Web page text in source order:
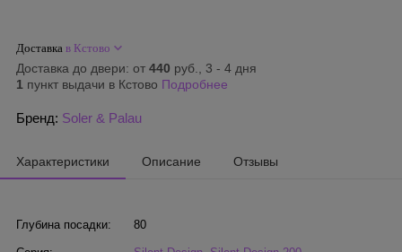
Доставка в Кстово
Доставка до двери: от 440 руб., 3 - 4 дня
1 пункт выдачи в Кстово Подробнее
Бренд: Soler & Palau
Характеристики Описание Отзывы
Глубина посадки: 80